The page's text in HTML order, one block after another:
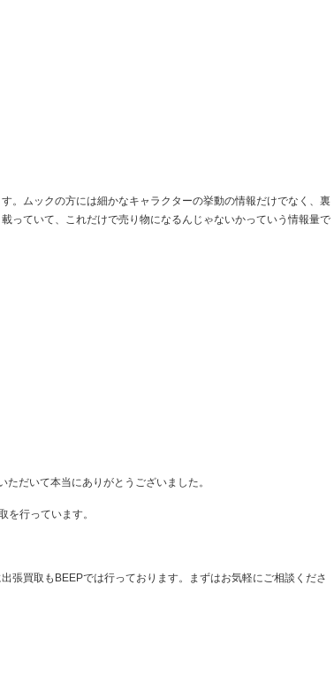
。ムックの方には細かなキャラクターの挙動の情報だけでなく、裏
っていて、これだけで売り物になるんじゃないかっていう情報量で
だいて本当にありがとうございました。
を行っています。
買取もBEEPでは行っております。まずはお気軽にご相談くださ